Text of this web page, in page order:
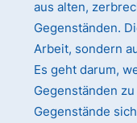
aus alten,
Gegenständen.
Arbeit, sondern
Es geht darum,
Gegenständen
Gegenstände